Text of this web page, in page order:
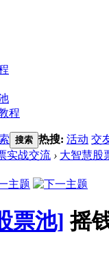
程
搜索 热搜: 活动 交
实战交流 › 大智慧股
票池] 摇